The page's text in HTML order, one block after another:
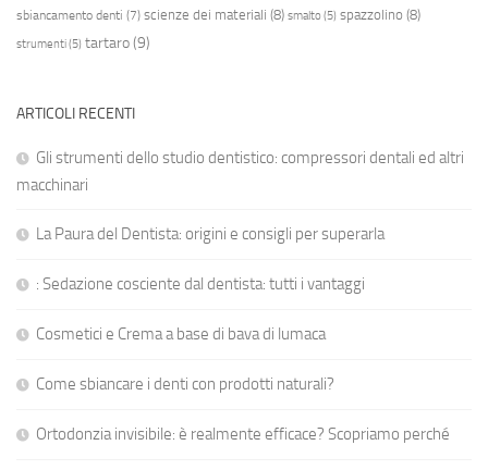
sbiancamento denti (7) scienze dei materiali (8) smalto(5) spazzolino (8)
strumenti(5) tartaro(9)
ARTICOLI RECENTI
Gli strumenti dello studio dentistico: compressori dentali ed altri
macchinari
La Paura del Dentista: origini e consigli per superarla
: Sedazione cosciente dal dentista: tutti i vantaggi
Cosmetici e Crema a base di bava di lumaca
Come sbiancare i denti con prodotti naturali?
Ortodonzia invisibile: è realmente efficace? Scopriamo perché